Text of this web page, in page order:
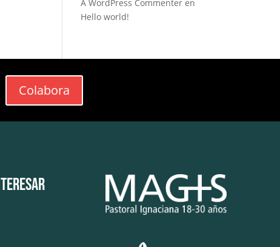
A WordPress Commenter en
Hello world!
Colabora